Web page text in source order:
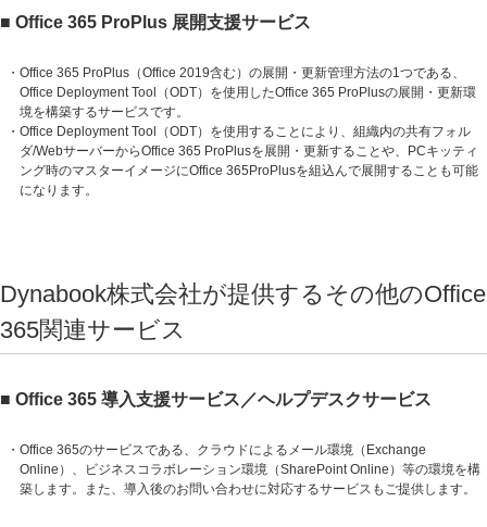
■ Office 365 ProPlus 展開支援サービス
・Office 365 ProPlus（Office 2019含む）の展開・更新管理方法の1つである、
Office Deployment Tool（ODT）を使用したOffice 365 ProPlusの展開・更新環
境を構築するサービスです。
・Office Deployment Tool（ODT）を使用することにより、組織内の共有フォル
ダ/WebサーバーからOffice 365 ProPlusを展開・更新することや、PCキッティ
ング時のマスターイメージにOffice 365ProPlusを組込んで展開することも可能
になります。
Dynabook株式会社が提供するその他のOffice
365関連サービス
■ Office 365 導入支援サービス／ヘルプデスクサービス
・Office 365のサービスである、クラウドによるメール環境（Exchange
Online）、ビジネスコラボレーション環境（SharePoint Online）等の環境を構
築します。また、導入後のお問い合わせに対応するサービスもご提供します。